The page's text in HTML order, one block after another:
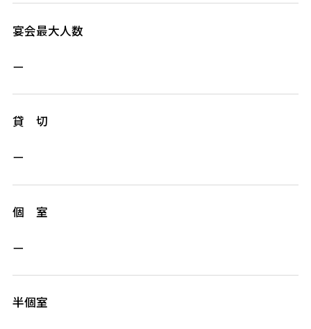
宴会最大人数
ー
貸 切
ー
個 室
ー
半個室